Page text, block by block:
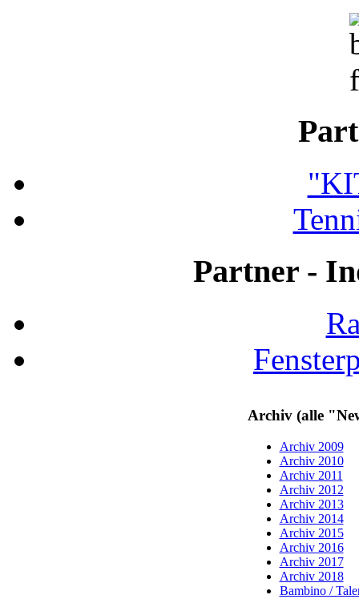
Partner -
Archiv (alle
Archiv 2009
Archiv 2010
Archiv 2011
Archiv 2012
Archiv 2013
Archiv 2014
Archiv 2015
Archiv 2016
Archiv 2017
Archiv 2018
Bambino /